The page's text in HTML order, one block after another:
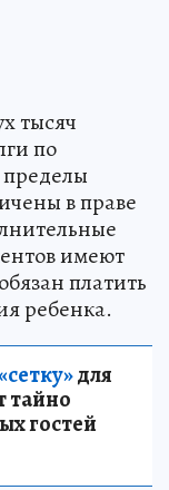
тысяч
по
пределы
в праве
имеют
платить
ребенка.
для
тайно
гостей